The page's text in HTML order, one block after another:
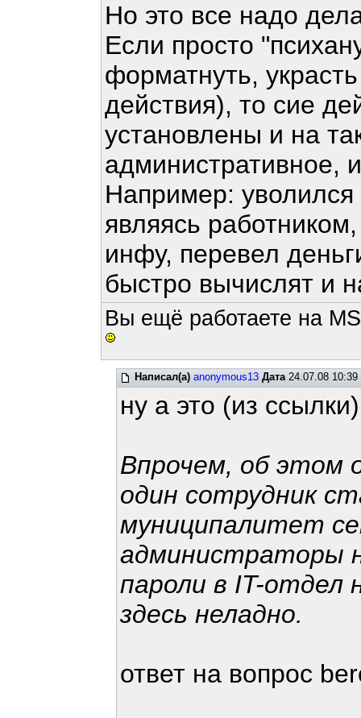
Но это все надо
Если просто
форматнуть,
действия), то сие
установлены и на
административное,
Например:
являясь
инфу, перевел
быстро вычислят и
Вы ещё работаете на
Написал(а) anonymous13 Дата24.07.08 10:39
ну а это (из
Впрочем, об этом
один сотрудник
муниципалитет
администраторы
пароли в IT-
здесь неладно.
ответ на вопрос